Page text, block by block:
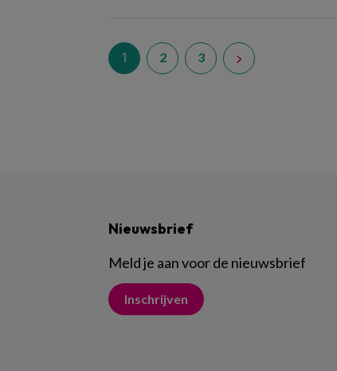
1 2 3
Nieuwsbrief
Meld je aan voor de nieuwsbrief
Inschrijven